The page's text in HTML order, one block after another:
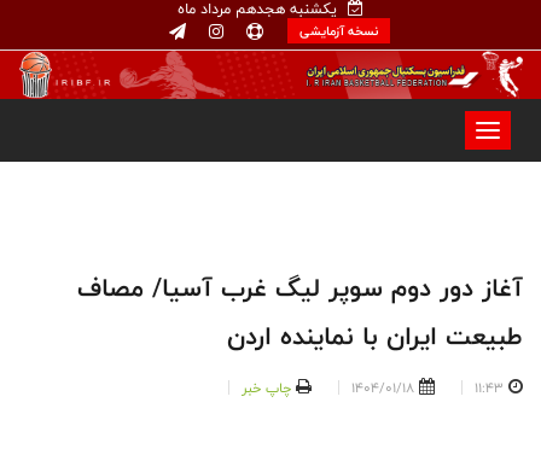
یکشنبه هجدهم مرداد ماه
نسخه آزمایشی
آغاز دور دوم سوپر لیگ غرب آسیا/ مصاف
طبیعت ایران با نماینده اردن
11:43
1404/01/18 چاپ خبر